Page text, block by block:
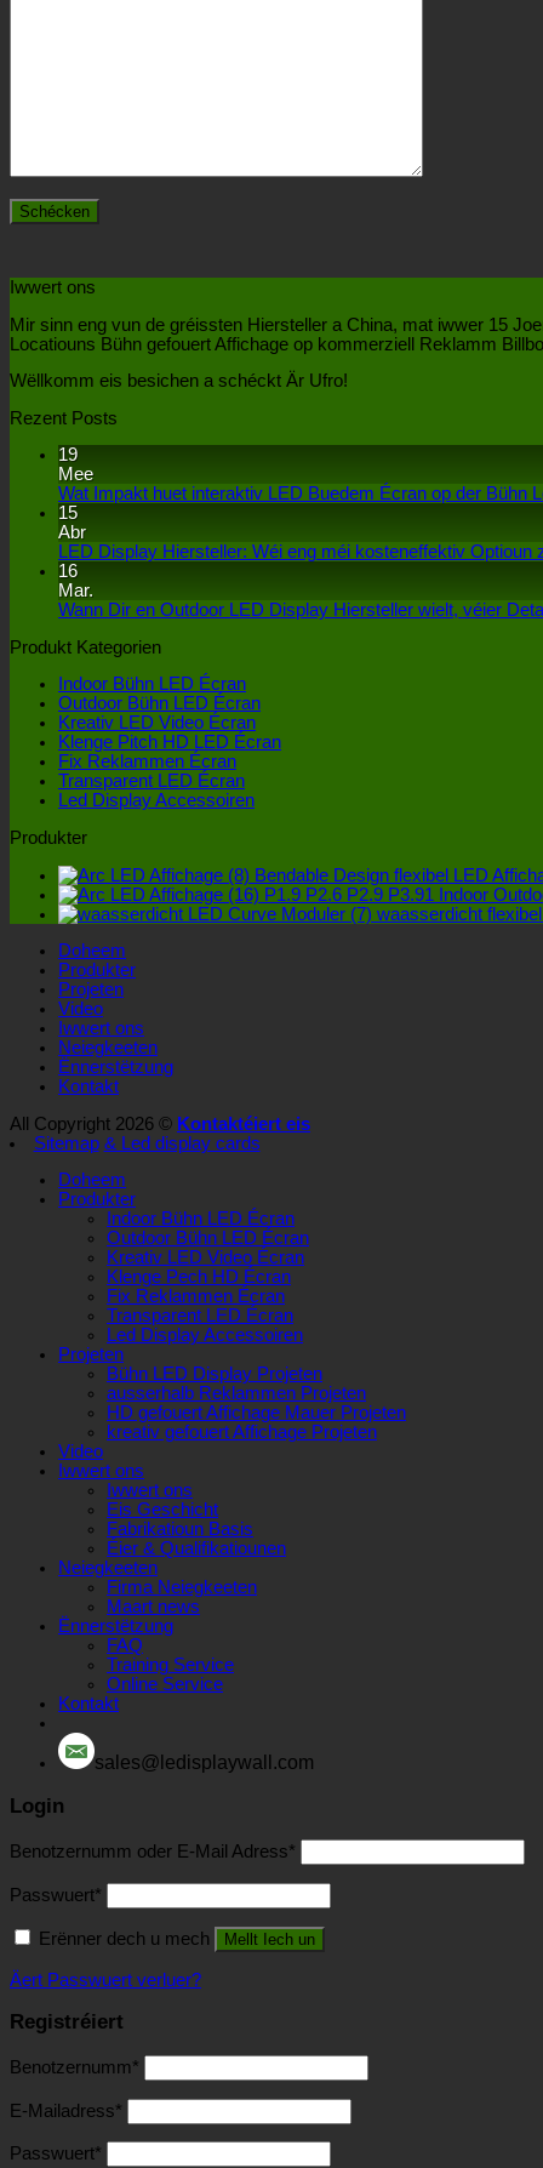
Iwwert ons
Mir sinn eng vun de gréissten Hiersteller a China, mat iwwer 15
Locatiouns Bühn gefouert Affichage op kommerziell Reklamm
Wëllkomm eis besichen a schéckt Är Ufro!
Rezent Posts
19
Mee
Wat Impakt huet interaktiv LED Buedem Écran op der Bühn
15
Abr
LED Display Hiersteller: Wéi eng méi kosteneffektiv Optioun
16
Mar.
Wann Dir en Outdoor LED Display Hiersteller wielt, véier
Produkt Kategorien
Indoor Bühn LED Écran
Outdoor Bühn LED Écran
Kreativ LED Video Écran
Klenge Pitch HD LED Écran
Fix Reklammen Écran
Transparent LED Écran
Led Display Accessoiren
Produkter
Bendable Design flexibel LED
P1.9 P2.6 P2.9 P3.91 Indoor
waasserdicht
Doheem
Produkter
Projeten
Video
Iwwert ons
Neiegkeeten
Ënnerstëtzung
Kontakt
All Copyright 2026 © Kontaktéiert eis
Sitemap & Led display cards
Doheem
Produkter
Indoor Bühn LED Écran
Outdoor Bühn LED Écran
Kreativ LED Video Écran
Klenge Pech HD Écran
Fix Reklammen Écran
Transparent LED Écran
Led Display Accessoiren
Projeten
Bühn LED Display Projeten
ausserhalb Reklammen Projeten
HD gefouert Affichage Mauer Projeten
kreativ gefouert Affichage Projeten
Video
Iwwert ons
Iwwert ons
Eis Geschicht
Fabrikatioun Basis
Éier & Qualifikatiounen
Neiegkeeten
Firma Neiegkeeten
Maart news
Ënnerstëtzung
FAQ
Training Service
Online Service
Kontakt
sales@ledisplaywall.com
Login
Benotzernumm oder E-Mail Adress*
Passwuert*
Erënner dech u mech Mellt Iech un
Äert Passwuert verluer?
Registréiert
Benotzernumm*
E-Mailadress*
Passwuert*